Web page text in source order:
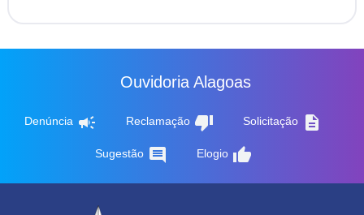
Ouvidoria Alagoas
Denúncia campaign Reclamação thumb_down Solicitação description
Sugestão comment Elogio thumb_up